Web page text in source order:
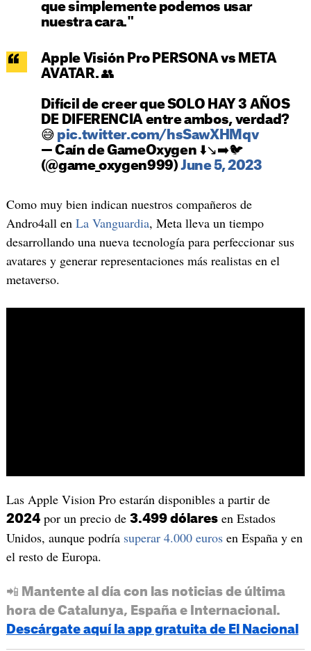
que simplemente podemos usar
nuestra cara."
Apple Visión Pro PERSONA vs META
AVATAR. 👥
Difícil de creer que SOLO HAY 3 AÑOS
DE DIFERENCIA entre ambos, verdad?
😅 pic.twitter.com/hsSawXHMqv
— Caín de GameOxygen ⬇️↘️➡️🐦
(@game_oxygen999)June 5, 2023
Como muy bien indican nuestros compañeros de
Andro4all en La Vanguardia, Meta lleva un tiempo
desarrollando una nueva tecnología para perfeccionar sus
avatares y generar representaciones más realistas en el
metaverso.
Las Apple Vision Pro estarán disponibles a partir de
2024por un precio de 3.499 dólaresen Estados
Unidos, aunque podría superar 4.000 eurosen España y en
el resto de Europa.
📲 Mantente al día con las noticias de última
hora de Catalunya, España e Internacional.
Descárgate aquí la app gratuita de El Nacional